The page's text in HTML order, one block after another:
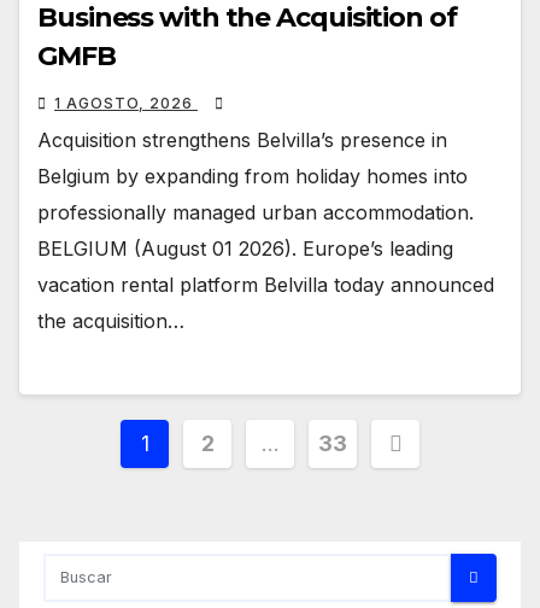
Business with the Acquisition of
GMFB
1 AGOSTO, 2026
Acquisition strengthens Belvilla’s presence in
Belgium by expanding from holiday homes into
professionally managed urban accommodation.
BELGIUM (August 01 2026). Europe’s leading
vacation rental platform Belvilla today announced
the acquisition…
Paginación
1 2 … 33